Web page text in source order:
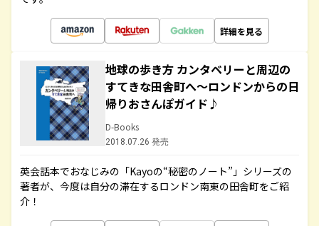
詳細を見る
地球の歩き方 カンタベリーと周辺の
すてきな田舎町へ～ロンドンからの日
帰りおさんぽガイド♪
D-Books
2018.07.26 発売
英会話本でおなじみの「Kayoの“秘密のノート”」シリーズの
著者が、今度は自分の滞在するロンドン南東の田舎町をご紹
介！